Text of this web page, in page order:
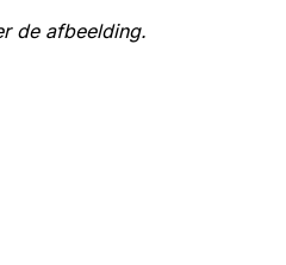
de afbeelding.